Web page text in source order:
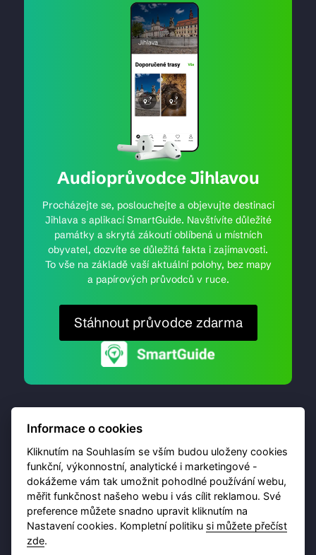
Audioprůvodce Jihlavou
Procházejte se, poslouchejte a objevujte destinaci
Jihlava s aplikací SmartGuide. Navštívíte důležité
památky a skrytá zákoutí oblíbená u místních
obyvatel, dozvíte se důležitá fakta i zajímavosti.
To vše na základě vaší aktuální polohy, bez mapy
a papírových průvodců v ruce.
Stáhnout průvodce zdarma
© 2026 Destinační portál provozujeBrána Jihlavy,
příspěvková organizace. Všechna práva vyhrazena.
Ochrana osobních údajů
Informace o cookies
Kliknutím na Souhlasím se vším budou uloženy cookies
funkční, výkonnostní, analytické i marketingové -
dokážeme vám tak umožnit pohodlné používání webu,
měřit funkčnost našeho webu i vás cílit reklamou. Své
preference můžete snadno upravit kliknutím na
Nastavení cookies. Kompletní politiku si můžete přečíst
zde.